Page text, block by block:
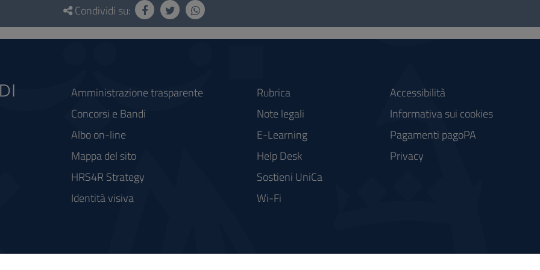
Condividi su:
Amministrazione trasparente
Concorsi e Bandi
Albo on-line
Mappa del sito
HRS4R Strategy
Identità visiva
Rubrica
Note legali
E-Learning
Help Desk
Sostieni UniCa
Wi-Fi
Accessibilità
Informativa sui cookies
Pagamenti pagoPA
Privacy